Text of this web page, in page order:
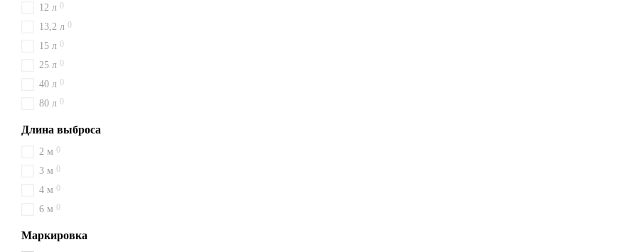
12 л 0
13,2 л 0
15 л 0
25 л 0
40 л 0
80 л 0
Длина выброса
2 м 0
3 м 0
4 м 0
6 м 0
Маркировка